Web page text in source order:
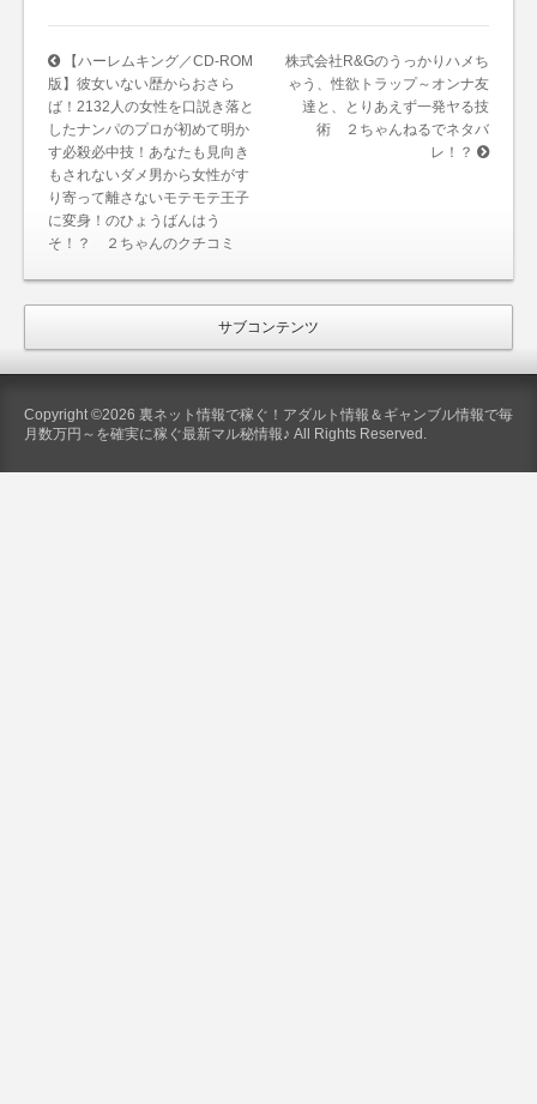
【ハーレムキング／CD-ROM
版】彼女いない歴からおさら
ば！2132人の女性を口説き落と
したナンパのプロが初めて明か
す必殺必中技！あなたも見向き
もされないダメ男から女性がす
り寄って離さないモテモテ王子
に変身！のひょうばんはう
そ！？ ２ちゃんのクチコミ
株式会社R&Gのうっかりハメち
ゃう、性欲トラップ～オンナ友
達と、とりあえず一発ヤる技
術 ２ちゃんねるでネタバ
レ！？
サブコンテンツ
Copyright ©2026 裏ネット情報で稼ぐ！アダルト情報＆ギャンブル情報で毎
月数万円～を確実に稼ぐ最新マル秘情報♪ All Rights Reserved.